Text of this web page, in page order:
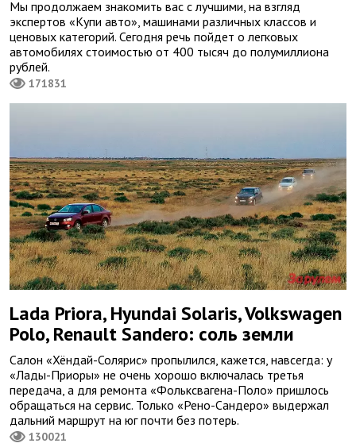
Мы продолжаем знакомить вас с лучшими, на взгляд
экспертов «Купи авто», машинами различных классов и
ценовых категорий. Сегодня речь пойдет о легковых
автомобилях стоимостью от 400 тысяч до полумиллиона
рублей.
171831
Lada Priora, Hyundai Solaris, Volkswagen
Polo, Renault Sandero: соль земли
Салон «Хёндай-Солярис» пропылился, кажется, навсегда: у
«Лады-Приоры» не очень хорошо включалась третья
передача, а для ремонта «Фольксвагена-Поло» пришлось
обращаться на сервис. Только «Рено-Сандеро» выдержал
дальний маршрут на юг почти без потерь.
130021